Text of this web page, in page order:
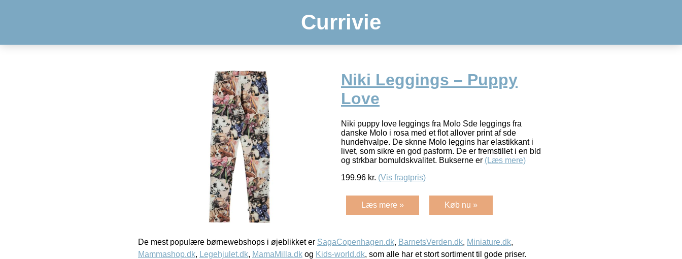
Currivie
Niki Leggings – Puppy
Love
Niki puppy love leggings fra Molo Sde leggings fra
danske Molo i rosa med et flot allover print af sde
hundehvalpe. De sknne Molo leggins har elastikkant i
livet, som sikre en god pasform. De er fremstillet i en bld
og strkbar bomuldskvalitet. Bukserne er (Læs mere)
199.96 kr. (Vis fragtpris)
Læs mere » Køb nu »
De mest populære børnewebshops i øjeblikket er SagaCopenhagen.dk, BarnetsVerden.dk, Miniature.dk,
Mammashop.dk, Legehjulet.dk, MamaMilla.dk og Kids-world.dk, som alle har et stort sortiment til gode priser.